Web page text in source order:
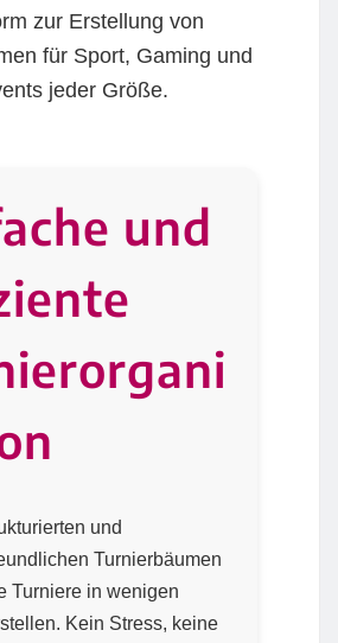
zur Erstellung von
für Sport, Gaming und
jeder Größe.
und
und
Turnierbäumen
Turniere in wenigen
Kein Stress, keine